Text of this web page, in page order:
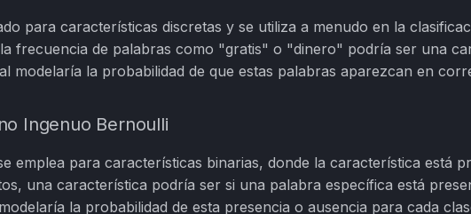
para características discretas y se utiliza a menudo en la
frecuencia de palabras como "gratis" o "dinero" podría ser una
modelaría la probabilidad de que estas palabras aparezcan en
Ingenuo Bernoulli
emplea para características binarias, donde la característica está
una característica podría ser si una palabra específica está
la probabilidad de esta presencia o ausencia para cada